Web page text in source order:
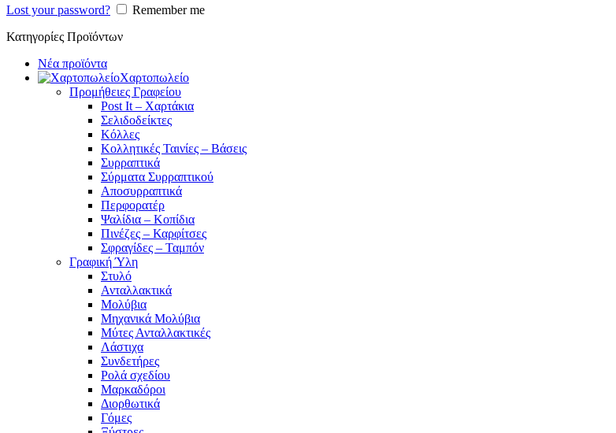
Lost your password?
Remember me
Κατηγορίες Προϊόντων
Νέα προϊόντα
Χαρτοπωλείο
Προμήθειες Γραφείου
Post It – Χαρτάκια
Σελιδοδείκτες
Κόλλες
Κολλητικές Ταινίες – Βάσεις
Συρραπτικά
Σύρματα Συρραπτικού
Αποσυρραπτικά
Περφορατέρ
Ψαλίδια – Κοπίδια
Πινέζες – Καρφίτσες
Σφραγίδες – Ταμπόν
Γραφική Ύλη
Στυλό
Ανταλλακτικά
Μολύβια
Μηχανικά Μολύβια
Μύτες Ανταλλακτικές
Λάστιχα
Συνδετήρες
Ρολά σχεδίου
Μαρκαδόροι
Διορθωτικά
Γόμες